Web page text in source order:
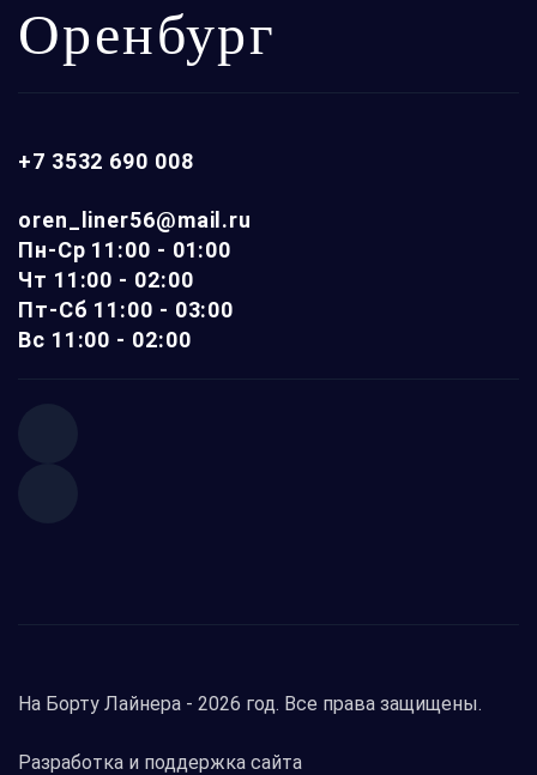
Оренбург
+7 3532 690 008
oren_liner56@mail.ru
Пн-Ср 11:00 - 01:00
Чт 11:00 - 02:00
Пт-Сб 11:00 - 03:00
Вс 11:00 - 02:00
На Борту Лайнера - 2026 год. Все права защищены.
Разработка и поддержка сайта